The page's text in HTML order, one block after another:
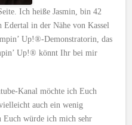
Ich heiße Jasmin, bin 42
Edertal in der Nähe von Kassel
Up!®-Demonstratorin, das
Up!® könnt Ihr bei mir
Kanal möchte ich Euch
auch ein wenig
würde ich mich sehr